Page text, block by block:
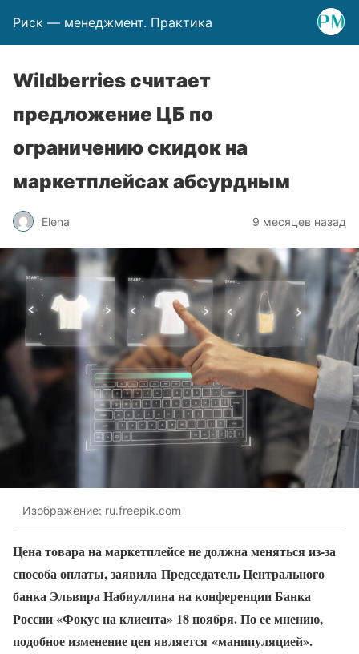
Риск — менеджмент. Практика
Wildberries считает
предложение ЦБ по
ограничению скидок на
маркетплейсах абсурдным
Elena 9 месяцев назад
Изображение: ru.freepik.com
Цена товара на маркетплейсе не должна меняться из-за
способа оплаты, заявила Председатель Центрального
банка Эльвира Набиуллина на конференции Банка
России «Фокус на клиента» 18 ноября. По ее мнению,
подобное изменение цен является «манипуляцией».